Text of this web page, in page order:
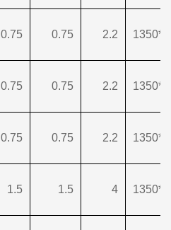
0.75 0.75 2.2
0.75 0.75 2.2
0.75 0.75 2.2
1.5 1.5 4